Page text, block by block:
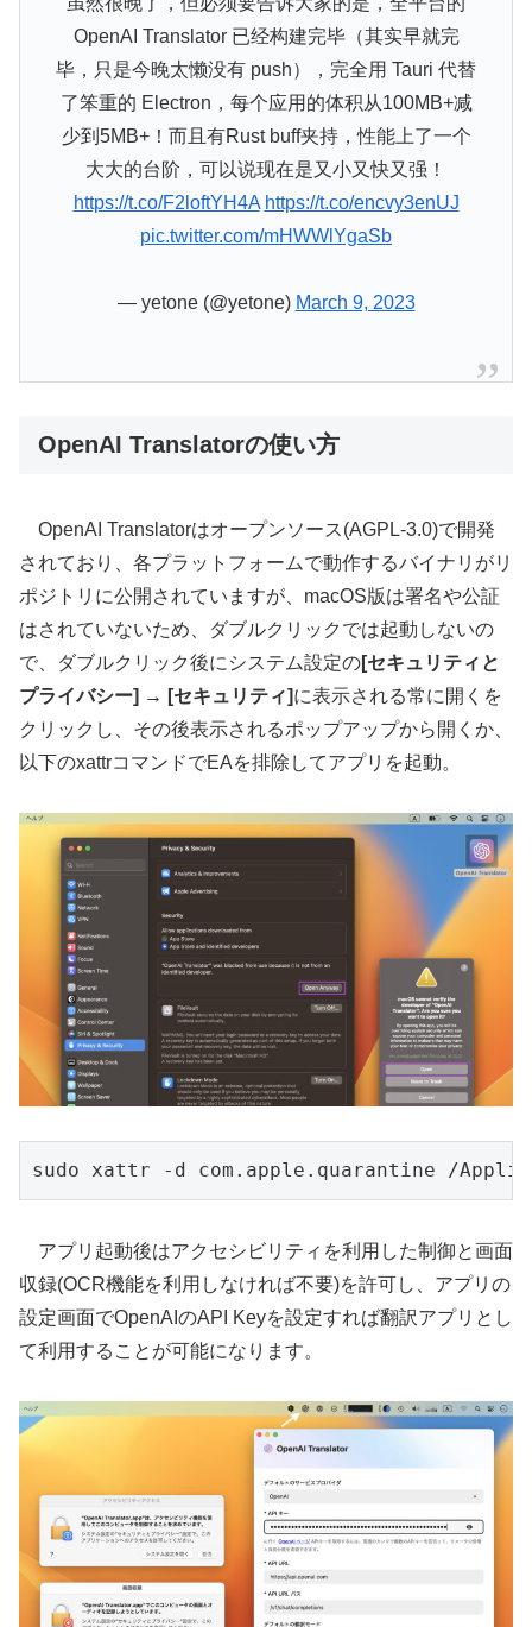
OpenAI Translator 已经构建完毕（其实早就完
毕，只是今晚太懒没有 push），完全用 Tauri 代替
了笨重的 Electron，每个应用的体积从100MB+减
少到5MB+！而且有Rust buff夹持，性能上了一个
大大的台阶，可以说现在是又小又快又强！
https://t.co/F2loftYH4A https://t.co/encvy3enUJ
pic.twitter.com/mHWWlYgaSb
— yetone (@yetone) March 9, 2023
OpenAI Translatorの使い方
OpenAI Translatorはオープンソース(AGPL-3.0)で開発
されており、各プラットフォームで動作するバイナリがリ
ポジトリに公開されていますが、macOS版は署名や公証
はされていないため、ダブルクリックでは起動しないの
で、ダブルクリック後にシステム設定の[セキュリティと
プライバシー] → [セキュリティ]に表示される常に開くを
クリックし、その後表示されるポップアップから開くか、
以下のxattrコマンドでEAを排除してアプリを起動。
sudo xattr -d com.apple.quarantine /
アプリ起動後はアクセシビリティを利用した制御と画面
収録(OCR機能を利用しなければ不要)を許可し、アプリの
設定画面でOpenAIのAPI Keyを設定すれば翻訳アプリとし
て利用することが可能になります。